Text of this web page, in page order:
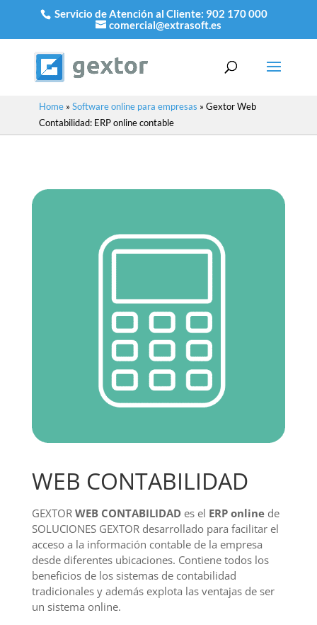
Servicio de Atención al Cliente: 902 170 000
comercial@extrasoft.es
Home» Software online para empresas » Gextor Web
Contabilidad: ERP online contable
WEB CONTABILIDAD
GEXTOR WEB CONTABILIDADes el ERP online de
SOLUCIONES GEXTOR desarrollado para facilitar el
acceso a la información contable de la empresa
desde diferentes ubicaciones. Contiene todos los
beneficios de los sistemas de contabilidad
tradicionales y además explota las ventajas de ser
un sistema online.